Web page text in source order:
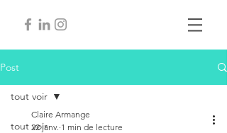
Post
tout voir
tout voir
Claire Armange
22 janv. 1 min de lecture